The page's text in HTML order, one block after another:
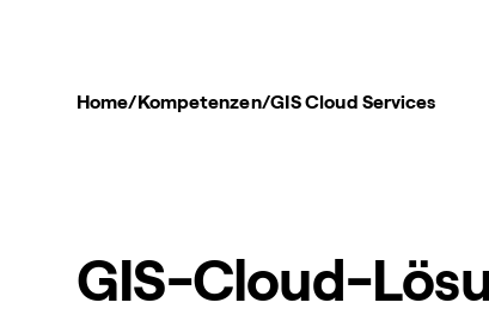
Home/Kompetenzen/GIS Cloud Services
GIS-Cloud-